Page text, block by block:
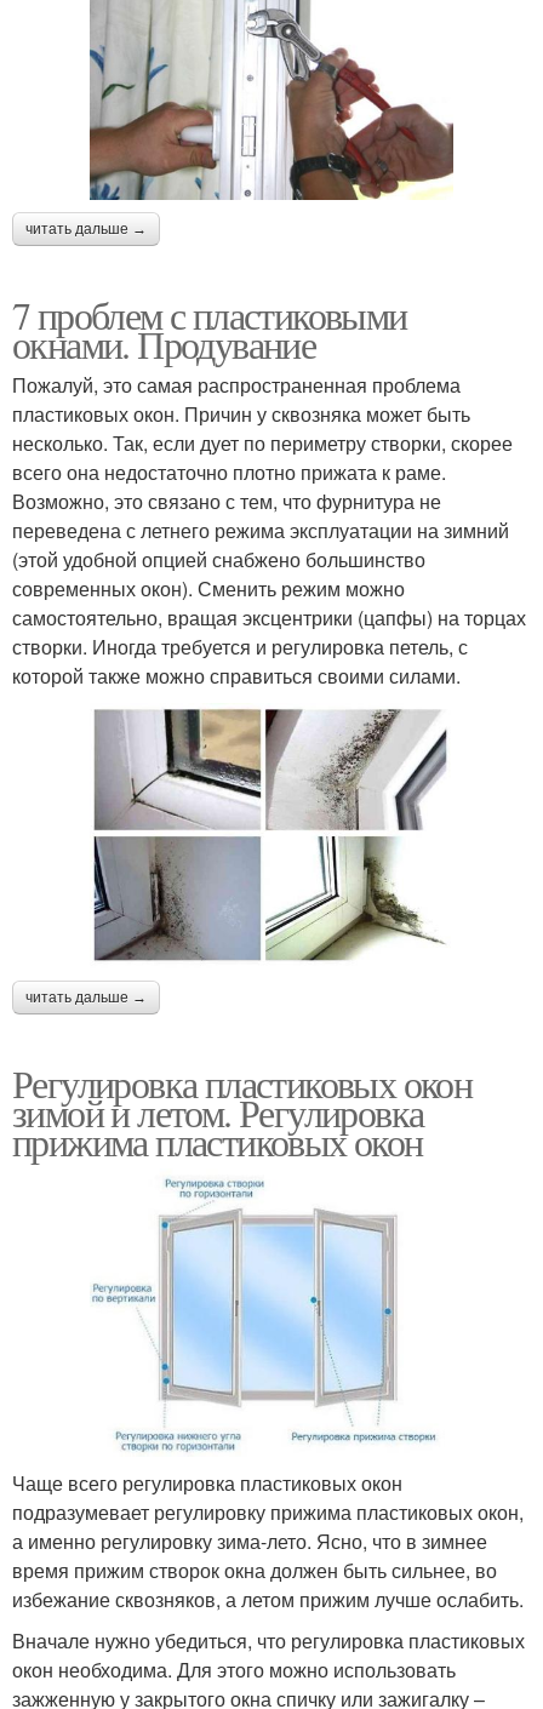
читать дальше →
7 проблем с пластиковыми
окнами. Продувание
Пожалуй, это самая распространенная проблема
пластиковых окон. Причин у сквозняка может быть
несколько. Так, если дует по периметру створки, скорее
всего она недостаточно плотно прижата к раме.
Возможно, это связано с тем, что фурнитура не
переведена с летнего режима эксплуатации на зимний
(этой удобной опцией снабжено большинство
современных окон). Сменить режим можно
самостоятельно, вращая эксцентрики (цапфы) на торцах
створки. Иногда требуется и регулировка петель, с
которой также можно справиться своими силами.
читать дальше →
Регулировка пластиковых окон
зимой и летом. Регулировка
прижима пластиковых окон
Чаще всего регулировка пластиковых окон
подразумевает регулировку прижима пластиковых окон,
а именно регулировку зима-лето. Ясно, что в зимнее
время прижим створок окна должен быть сильнее, во
избежание сквозняков, а летом прижим лучше ослабить.
Вначале нужно убедиться, что регулировка пластиковых
окон необходима. Для этого можно использовать
зажженную у закрытого окна спичку или зажигалку –